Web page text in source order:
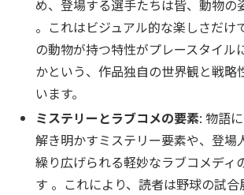
め、登場する選手たちは皆、動物の
。これはビジュアル的な楽しさだけ
の動物が持つ特性がプレースタイル
かという、作品独自の世界観と戦略
います。
ミステリーとラブコメの要素: 物語
解き明かすミステリー要素や、登場
繰り広げられる軽妙なラブコメディ
す 。これにより、読者は野球の試